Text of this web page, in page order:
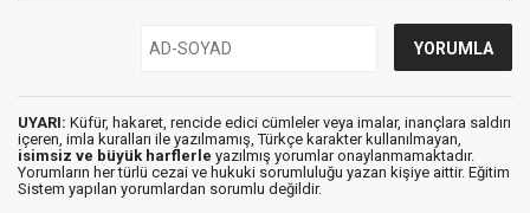
UYARI: Küfür, hakaret, rencide edici cümleler veya imalar, inançlara saldırı
içeren, imla kuralları ile yazılmamış, Türkçe karakter kullanılmayan,
isimsiz ve büyük harflerle yazılmış yorumlar onaylanmamaktadır.
Yorumların her türlü cezai ve hukuki sorumluluğu yazan kişiye aittir. Eğitim
Sistem yapılan yorumlardan sorumlu değildir.